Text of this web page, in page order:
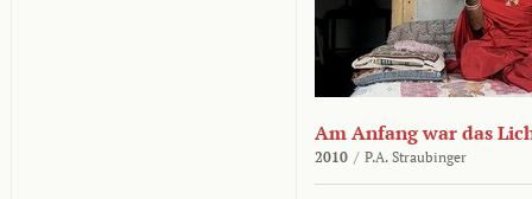
Am Anfang war das
2010 / P.A. Straubinger